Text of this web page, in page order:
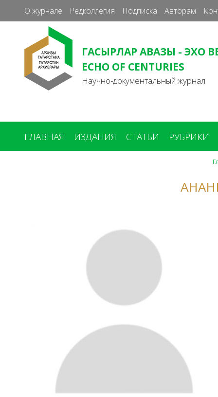
О журнале Редколлегия Подписка Авторам
ГАСЫРЛАР АВАЗЫ - ЭХО
ECHO OF CENTURIES
Научно-документальный журнал
ГЛАВНАЯ ИЗДАНИЯ СТАТЬИ РУБРИКИ